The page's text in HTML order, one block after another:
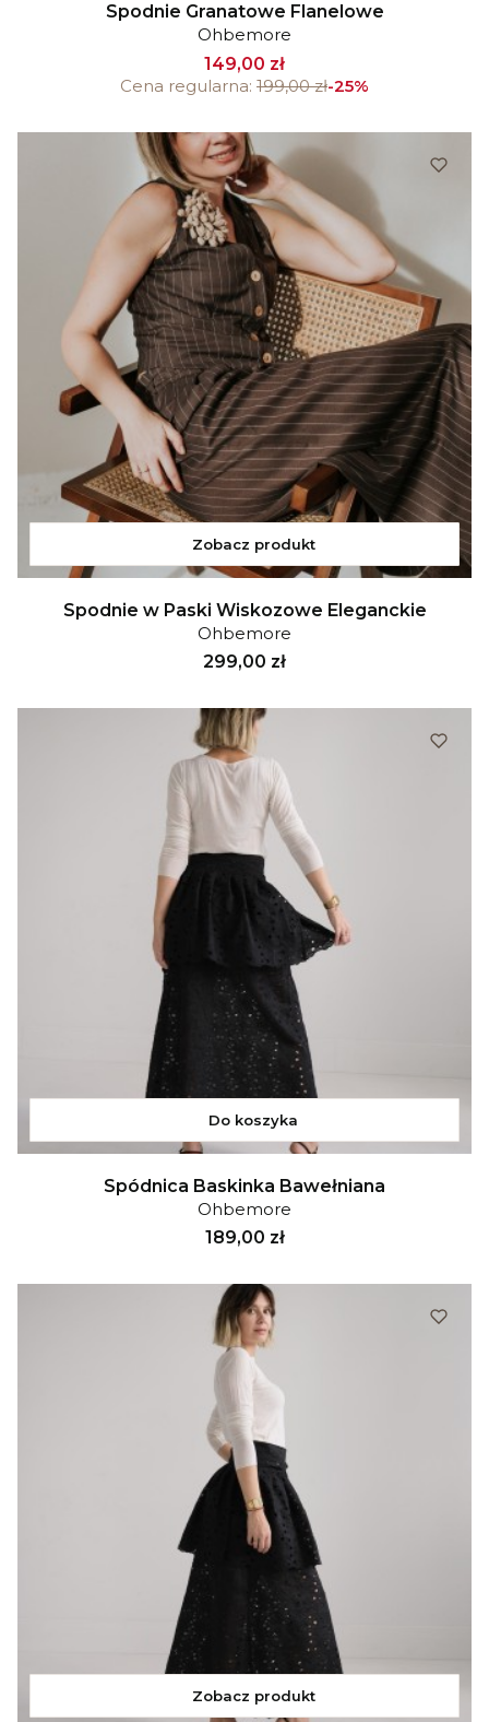
Spodnie Granatowe Flanelowe
Ohbemore
149,00 zł
Cena regularna: 199,00 zł-25%
Zobacz produkt
Spodnie w Paski Wiskozowe Eleganckie
Ohbemore
Cena
299,00 zł
Do koszyka
Spódnica Baskinka Bawełniana
Ohbemore
Cena
189,00 zł
Zobacz produkt